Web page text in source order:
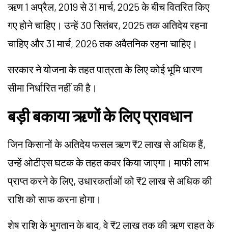
ऋण 1 अप्रैल, 2019 से 31 मार्च, 2025 के बीच वितरित किए
गए होने चाहिए। उन्हें 30 सितंबर, 2025 तक अतिदेय रहना
चाहिए और 31 मार्च, 2026 तक अवैतनिक रहना चाहिए।
सरकार ने योजना के तहत पात्रता के लिए कोई भूमि धारण
सीमा निर्धारित नहीं की है।
बड़ी बकाया ऋणों के लिए प्रावधान
जिन किसानों के अतिदेय फसल ऋण ₹2 लाख से अधिक हैं,
उन्हें ओटीएस घटक के तहत कवर किया जाएगा। माफी लाभ
प्राप्त करने के लिए, उधारकर्ताओं को ₹2 लाख से अधिक की
राशि को साफ करना होगा।
शेष राशि के भुगतान के बाद, वे ₹2 लाख तक की ऋण राहत के